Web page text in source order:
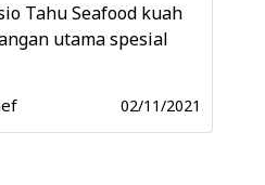
Tahu Seafood kuah
utama spesial
02/11/2021